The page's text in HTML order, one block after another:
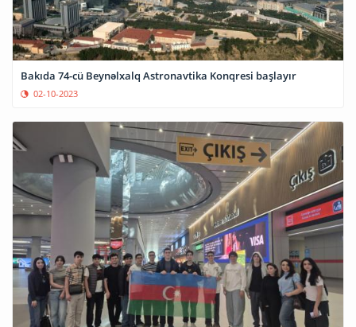
Bakıda 74-cü Beynəlxalq Astronavtika Konqresi başlayır
02-10-2023